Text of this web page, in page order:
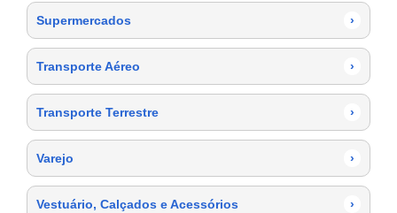
Supermercados ›
Transporte Aéreo ›
Transporte Terrestre ›
Varejo ›
Vestuário, Calçados e Acessórios ›